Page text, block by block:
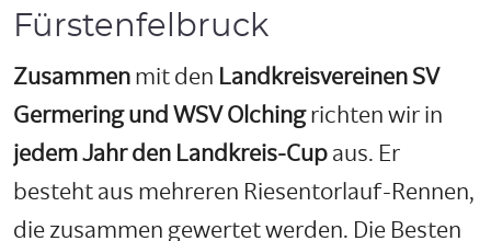
Fürstenfelbruck
Zusammen mit den Landkreisvereinen SV
Germering und WSV Olchingrichten wir in
jedem Jahr den Landkreis-Cup aus. Er
besteht aus mehreren Riesentorlauf-Rennen,
die zusammen gewertet werden. Die Besten